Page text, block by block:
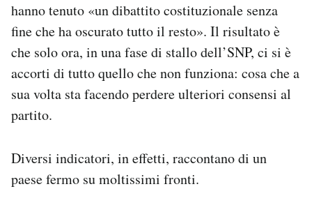
hanno tenuto «un dibattito costituzionale senza
fine che ha oscurato tutto il resto». Il risultato è
che solo ora, in una fase di stallo dell’SNP, ci si è
accorti di tutto quello che non funziona: cosa che a
sua volta sta facendo perdere ulteriori consensi al
partito.
Diversi indicatori, in effetti, raccontano di un
paese fermo su moltissimi fronti.